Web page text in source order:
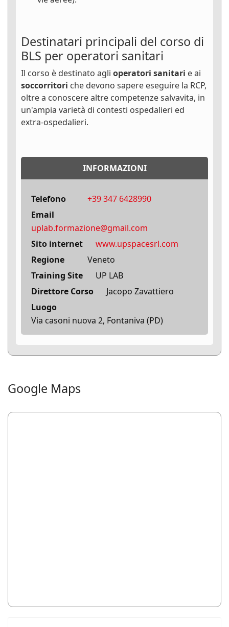
Destinatari principali del corso di
BLS per operatori sanitari
Il corso è destinato agli operatori sanitari e ai
soccorritori che devono sapere eseguire la RCP,
oltre a conoscere altre competenze salvavita, in
un'ampia varietà di contesti ospedalieri ed
extra-ospedalieri.
INFORMAZIONI
Telefono
+39 347 6428990‬
Email
uplab.formazione@gmail.com
Sito internet
www.upspacesrl.com
Regione
Veneto
Training Site
UP LAB
Direttore Corso
Jacopo Zavattiero
Luogo
Via casoni nuova 2, Fontaniva (PD)
Google Maps